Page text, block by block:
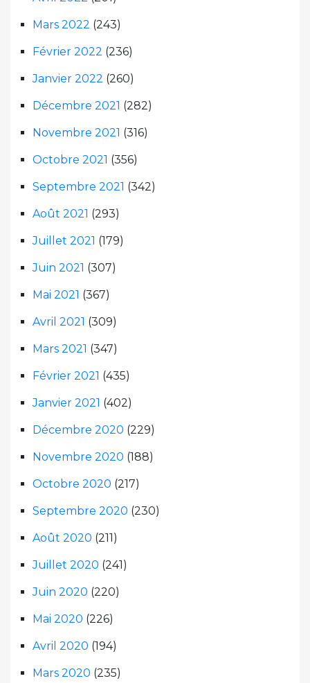
Mars 2022 (243)
Février 2022 (236)
Janvier 2022 (260)
Décembre 2021 (282)
Novembre 2021 (316)
Octobre 2021 (356)
Septembre 2021 (342)
Août 2021 (293)
Juillet 2021 (179)
Juin 2021 (307)
Mai 2021 (367)
Avril 2021 (309)
Mars 2021 (347)
Février 2021 (435)
Janvier 2021 (402)
Décembre 2020 (229)
Novembre 2020 (188)
Octobre 2020 (217)
Septembre 2020 (230)
Août 2020 (211)
Juillet 2020 (241)
Juin 2020 (220)
Mai 2020 (226)
Avril 2020 (194)
Mars 2020 (235)